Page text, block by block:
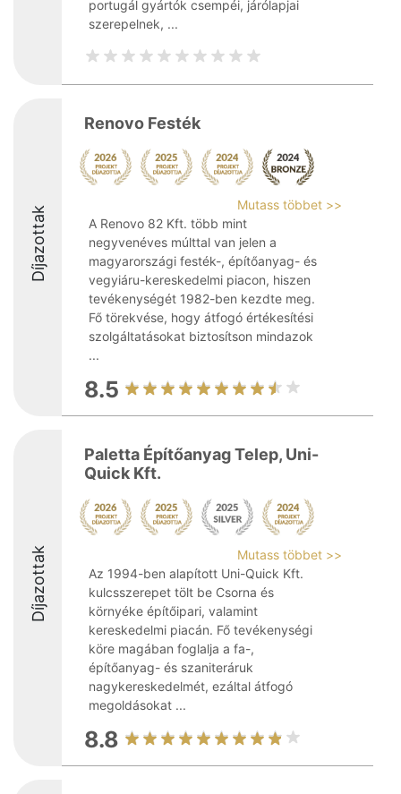
portugál gyártók csempéi, járólapjai
szerepelnek, ...
Díjazottak
Renovo Festék
Mutass többet >>
A Renovo 82 Kft. több mint
negyvenéves múlttal van jelen a
magyarországi festék-, építőanyag- és
vegyiáru-kereskedelmi piacon, hiszen
tevékenységét 1982-ben kezdte meg.
Fő törekvése, hogy átfogó értékesítési
szolgáltatásokat biztosítson mindazok
...
8.5
Díjazottak
Paletta Építőanyag Telep, Uni-
Quick Kft.
Mutass többet >>
Az 1994-ben alapított Uni-Quick Kft.
kulcsszerepet tölt be Csorna és
környéke építőipari, valamint
kereskedelmi piacán. Fő tevékenységi
köre magában foglalja a fa-,
építőanyag- és szaniteráruk
nagykereskedelmét, ezáltal átfogó
megoldásokat ...
8.8